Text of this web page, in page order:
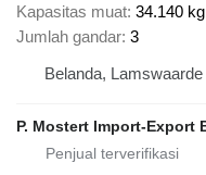
Kapasitas muat 34.140 kg
Jumlah gandar 3
Belanda, Lamswaarde
P. Mostert Import-Export